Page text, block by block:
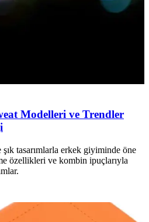
Modelleri ve Trendler
şık tasarımlarla erkek giyiminde öne
özellikleri ve kombin ipuçlarıyla